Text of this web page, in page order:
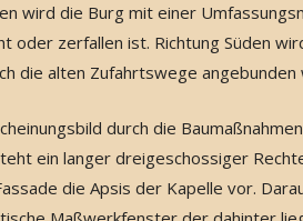
wird die Burg mit einer
oder zerfallen ist. Richtung Süden
die alten Zufahrtswege angebunden
durch die
ein langer dreigeschossiger
die Apsis der Kapelle vor.